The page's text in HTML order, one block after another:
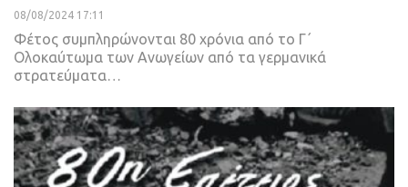
08/08/2024 17:11
Φέτος συμπληρώνονται 80 χρόνια από το Γ΄
Ολοκαύτωμα των Ανωγείων από τα γερμανικά
στρατεύματα…